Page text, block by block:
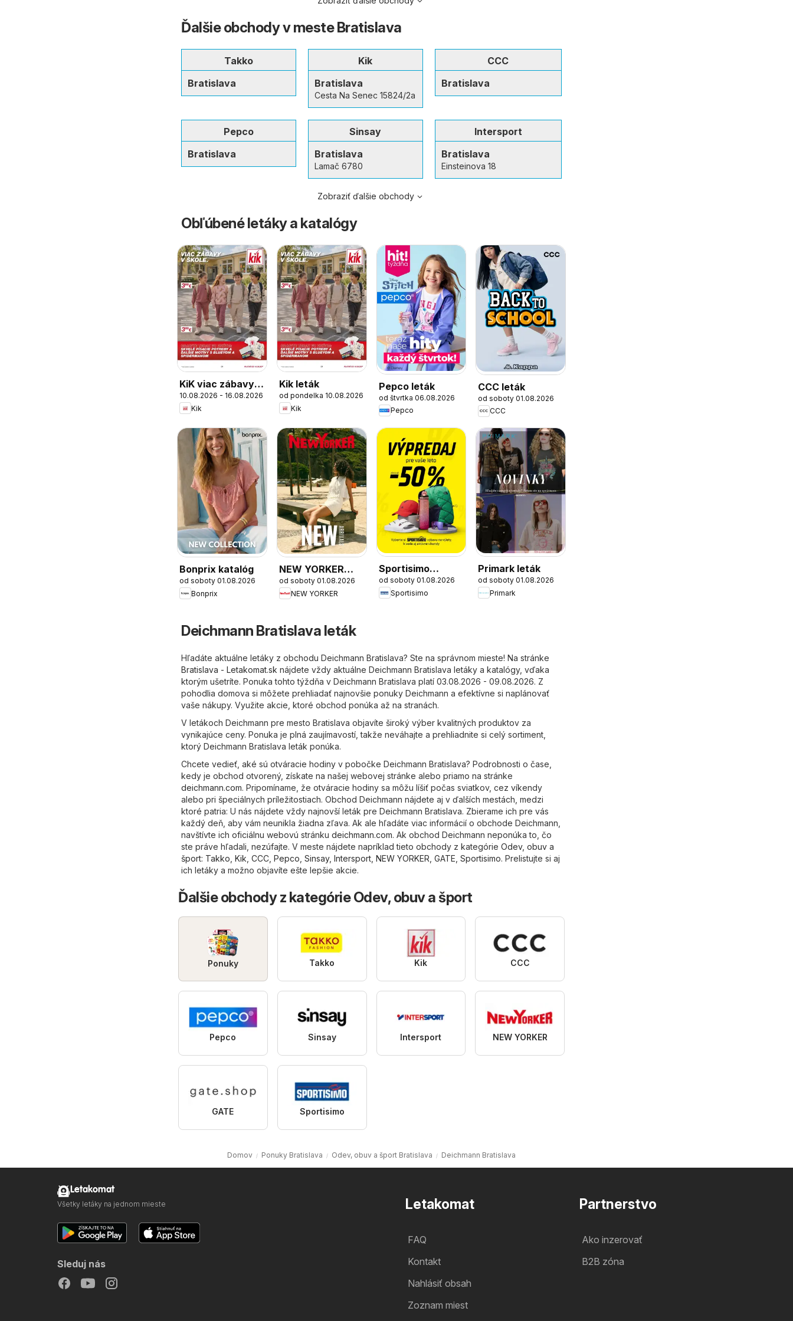
Ďalšie obchody v meste Bratislava
Takko
Bratislava
Kik
Bratislava
Cesta Na Senec 15824/2a
CCC
Bratislava
Pepco
Bratislava
Sinsay
Bratislava
Lamač 6780
Intersport
Bratislava
Einsteinova 18
Zobraziť ďalšie obchody
Obľúbené letáky a katalógy
KiK viac zábavy v
škole
10.08.2026 - 16.08.2026
Kik
Kik leták
od pondelka 10.08.2026
Kik
Pepco leták
od štvrtka 06.08.2026
Pepco
CCC leták
od soboty 01.08.2026
CCC
Bonprix katalóg
od soboty 01.08.2026
Bonprix
NEW YORKER
výpredaj
od soboty 01.08.2026
NEW YORKER
Sportisimo
výpredaj
od soboty 01.08.2026
Sportisimo
Primark leták
od soboty 01.08.2026
Primark
Deichmann Bratislava leták
Hľadáte aktuálne letáky z obchodu Deichmann Bratislava? Ste na správnom mieste! Na stránke
Bratislava - Letakomat.sk nájdete vždy aktuálne Deichmann Bratislava letáky a katalógy, vďaka
ktorým ušetríte. Ponuka tohto týždňa v Deichmann Bratislava platí 03.08.2026 - 09.08.2026. Z
pohodlia domova si môžete prehliadať najnovšie ponuky Deichmann a efektívne si naplánovať
vaše nákupy. Využite akcie, ktoré obchod ponúka až na stranách.
V letákoch Deichmann pre mesto Bratislava objavíte široký výber kvalitných produktov za
vynikajúce ceny. Ponuka je plná zaujímavostí, takže neváhajte a prehliadnite si celý sortiment,
ktorý Deichmann Bratislava leták ponúka.
Chcete vedieť, aké sú otváracie hodiny v pobočke Deichmann Bratislava? Podrobnosti o čase,
kedy je obchod otvorený, získate na našej webovej stránke alebo priamo na stránke
deichmann.com. Pripomíname, že otváracie hodiny sa môžu líšiť počas sviatkov, cez víkendy
alebo pri špeciálnych príležitostiach. Obchod Deichmann nájdete aj v ďalších mestách, medzi
ktoré patria: U nás nájdete vždy najnovší leták pre Deichmann Bratislava. Zbierame ich pre vás
každý deň, aby vám neunikla žiadna zľava. Ak ale hľadáte viac informácií o obchode Deichmann,
navštívte ich oficiálnu webovú stránku deichmann.com. Ak obchod Deichmann neponúka to, čo
ste práve hľadali, nezúfajte. V meste nájdete napríklad tieto obchody z kategórie Odev, obuv a
šport: Takko Kik CCC Pepco Sinsay, Intersport NEW YORKER GATE Sportisimo. Prelistujte si aj
ich letáky a možno objavíte ešte lepšie akcie.
Ďalšie obchody z kategórie Odev, obuv a šport
Ponuky Takko Kik CCC
Pepco Sinsay Intersport NEW YORKER
GATE Sportisimo
Domov Ponuky Bratislava Odev, obuv a šport Bratislava Deichmann Bratislava
Letakomat
FAQ
Kontakt
Nahlásiť obsah
Zoznam miest
Partnerstvo
Ako inzerovať
B2B zóna
Letakomat
Všetky letáky na jednom mieste
Sleduj nás